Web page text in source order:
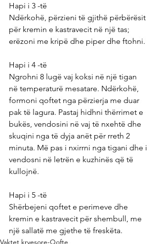
Hapi i 3 -të
Ndërkohë, përzieni të gjithë përbërësit
për kremin e kastravecit në një tas;
erëzoni me kripë dhe piper dhe ftohni.
Hapi i 4 -të
Ngrohni 8 lugë vaj koksi në një tigan
në temperaturë mesatare. Ndërkohë,
formoni qoftet nga përzierja me duar
pak të lagura. Pastaj hidhni thërrimet e
bukës, vendosini në vaj të nxehtë dhe
skuqini nga të dyja anët për rreth 2
minuta. Më pas i nxirrni nga tigani dhe i
vendosni në letrën e kuzhinës që të
kullojnë.
Hapi i 5 -të
Shërbejeni qoftet e perimeve dhe
kremin e kastravecit për shembull, me
një sallatë me gjethe të freskëta.
Vaktet kryesore-Qofte